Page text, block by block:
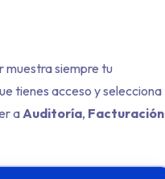
muestra siempre tu
tienes acceso y selecciona
aAuditoría, Facturación